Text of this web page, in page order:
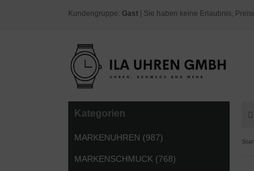
Kundengruppe: Gast | Sie haben keine Erlaubnis,
Kategorien
MARKENUHREN (987)
MARKENSCHMUCK (768)